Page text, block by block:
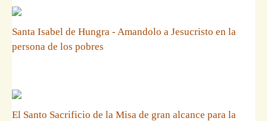
Santa Isabel de Hungra - Amandolo a Jesucristo en la
persona de los pobres
El Santo Sacrificio de la Misa de gran alcance para la